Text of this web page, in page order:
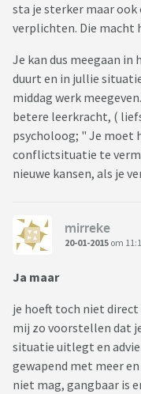
sta je sterker maar ook
verplichten. Die macht
Je kan dus meegaan
duurt en in jullie
middag werk
betere leerkracht, (
psycholoog; " Je moet
conflictsituatie te
nieuwe kansen, als je
mirreke
20-01-2015 om
Ja maar
je hoeft toch niet
mij zo voorstellen dat
situatie uitlegt en
gewapend met meer
niet mag, gangbaar is